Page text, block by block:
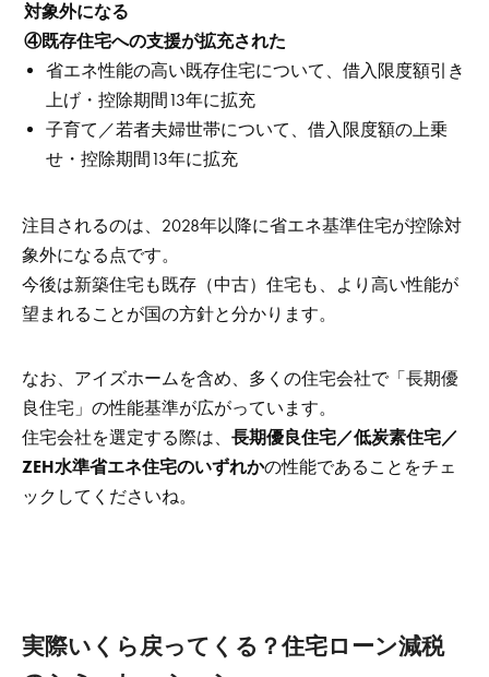
対象外になる
④既存住宅への支援が拡充された
省エネ性能の高い既存住宅について、借入限度額引き
上げ・控除期間13年に拡充
子育て／若者夫婦世帯について、借入限度額の上乗
せ・控除期間13年に拡充
注目されるのは、2028年以降に省エネ基準住宅が控除対
象外になる点です。
今後は新築住宅も既存（中古）住宅も、より高い性能が
望まれることが国の方針と分かります。
なお、アイズホームを含め、多くの住宅会社で「長期優
良住宅」の性能基準が広がっています。
住宅会社を選定する際は、 長期優良住宅／低炭素住宅／
ZEH水準省エネ住宅のいずれかの性能であることをチェ
ックしてくださいね。
実際いくら戻ってくる？住宅ローン減税